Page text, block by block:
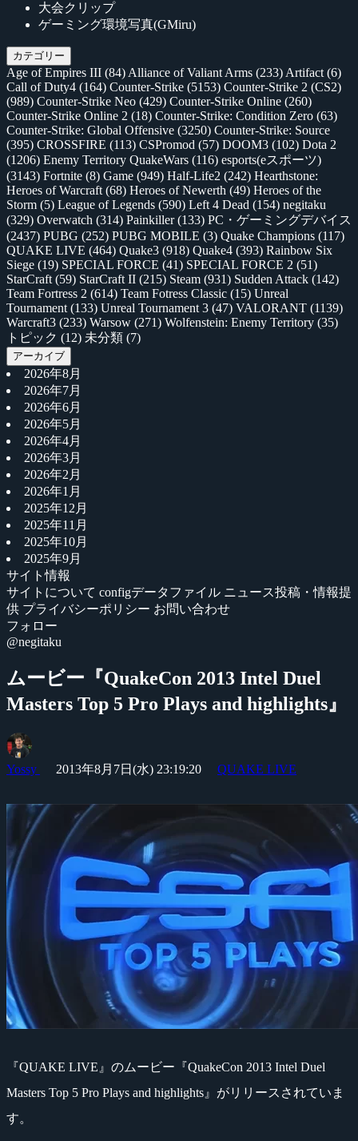
大会クリップ
ゲーミング環境写真(GMiru)
カテゴリー
Age of Empires III (84) Alliance of Valiant Arms (233) Artifact (6)
Call of Duty4 (164) Counter-Strike (5153) Counter-Strike 2 (CS2)
(989) Counter-Strike Neo (429) Counter-Strike Online (260)
Counter-Strike Online 2 (18) Counter-Strike: Condition Zero (63)
Counter-Strike: Global Offensive (3250) Counter-Strike: Source
(395) CROSSFIRE (113) CSPromod (57) DOOM3 (102) Dota 2
(1206) Enemy Territory QuakeWars (116) esports(eスポーツ)
(3143) Fortnite (8) Game (949) Half-Life2 (242) Hearthstone:
Heroes of Warcraft (68) Heroes of Newerth (49) Heroes of the
Storm (5) League of Legends (590) Left 4 Dead (154) negitaku
(329) Overwatch (314) Painkiller(133) PC・ゲーミングデバイス
(2437) PUBG (252) PUBG MOBILE (3) Quake Champions (117)
QUAKE LIVE (464) Quake3 (918) Quake4 (393) Rainbow Six
Siege (19) SPECIAL FORCE (41) SPECIAL FORCE 2 (51)
StarCraft (59) StarCraft II (215) Steam (931) Sudden Attack (142)
Team Fortress 2 (614) Team Fotress Classic (15) Unreal
Tournament (133) Unreal Tournament 3 (47) VALORANT (1139)
Warcraft3 (233) Warsow (271) Wolfenstein: Enemy Territory (35)
トピック (12) 未分類 (7)
アーカイブ
2026年8月
2026年7月
2026年6月
2026年5月
2026年4月
2026年3月
2026年2月
2026年1月
2025年12月
2025年11月
2025年10月
2025年9月
サイト情報
サイトについて configデータファイル ニュース投稿・情報提
供 プライバシーポリシー お問い合わせ
フォロー
@negitaku
ムービー『QuakeCon 2013 Intel Duel
Masters Top 5 Pro Plays and highlights』
Yossy 2013年8月7日(水) 23:19:20 QUAKE LIVE
『QUAKE LIVE』のムービー『QuakeCon 2013 Intel Duel
Masters Top 5 Pro Plays and highlights』がリリースされていま
す。